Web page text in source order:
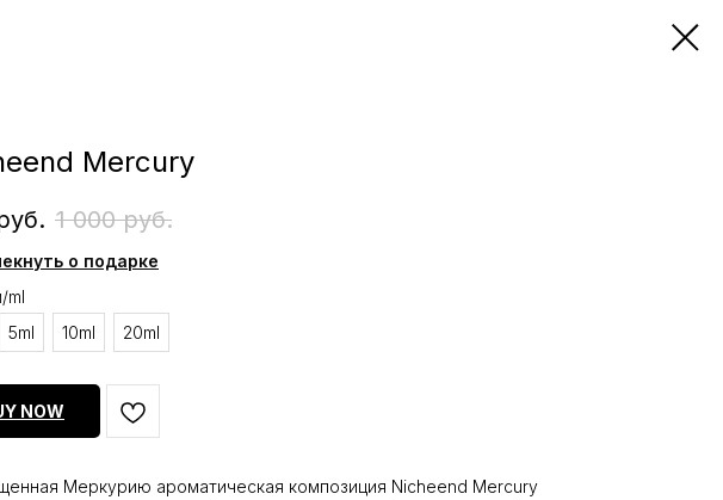
Mercury
1 000 руб.
о подарке
ml
5ml 10ml 20ml
NOW
Меркурию ароматическая композиция Nicheend Mercury